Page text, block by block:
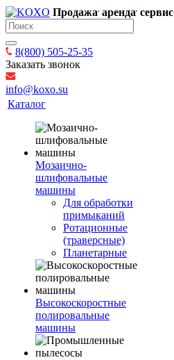
Продажа аренда сервис
8(800) 505-25-35
Заказать звонок
info@koxo.su
Каталог
Мозаично-
шлифовальные
машины
Для обработки
примыканий
Ротационные
(траверсные)
Планетарные
Высокоскоростные
полировальные
машины